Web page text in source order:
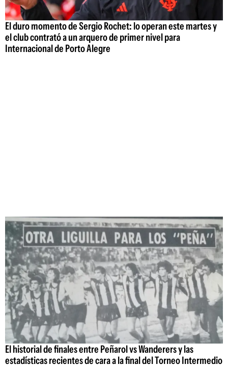
El duro momento de Sergio Rochet: lo operan este martes y
el club contrató a un arquero de primer nivel para
Internacional de Porto Alegre
El historial de finales entre Peñarol vs Wanderers y las
estadísticas recientes de cara a la final del Torneo Intermedio